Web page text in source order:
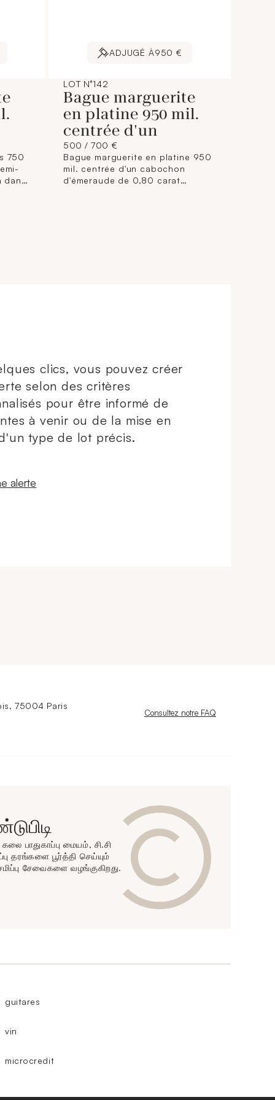
750
dans
ADJUGÉ À950 €
LOT N°142
Bague marguerite
en platine 950 mil.
centrée d'un
500 / 700 €
Bague marguerite en platine 950
mil. centrée d'un cabochon
d'émeraude de 0,80 carat
clics, vous pouvez créer
selon des critères
pour être informé de
à venir ou de la mise en
type de lot précis.
fenêtre
alerte
75004 Paris
Nouvelle fenêtre
Consultez notre FAQ
கலை பாதுகாப்பு மையம், சி.சி
தரங்களை பூர்த்தி செய்யும்
சேவைகளை வழங்குகிறது.
guitares
vin
microcredit